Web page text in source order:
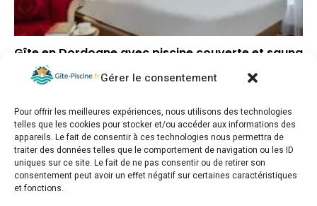
Gérer le consentement
Pour offrir les meilleures expériences, nous utilisons des technologies
telles que les cookies pour stocker et/ou accéder aux informations des
appareils. Le fait de consentir à ces technologies nous permettra de
traiter des données telles que le comportement de navigation ou les ID
uniques sur ce site. Le fait de ne pas consentir ou de retirer son
consentement peut avoir un effet négatif sur certaines caractéristiques
et fonctions.
Gîte en Dordogne avec piscine couverte et sauna
Note globale
–Rapport qualité/prix